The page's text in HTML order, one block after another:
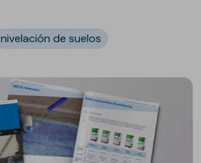
nivelación de suelos